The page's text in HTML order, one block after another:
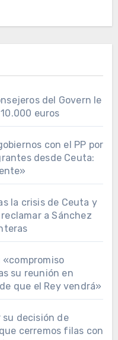
del Govern le
euros
con el PP por
desde Ceuta:
la crisis de Ceuta y
a Sánchez
«compromiso
su reunión en
que el Rey vendrá»
su decisión de
cerremos filas con